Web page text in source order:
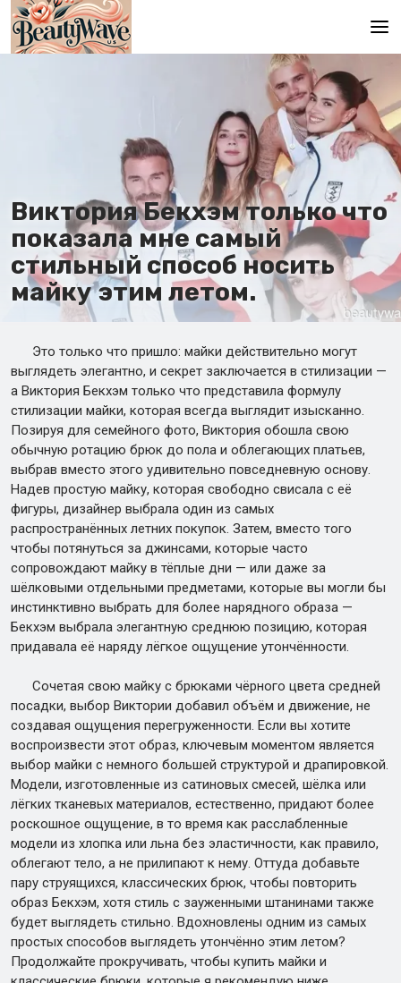
It
De
Виктория Бекхэм только что
показала мне самый
стильный способ носить
майку этим летом.
Это только что пришло: майки действительно могут
выглядеть элегантно, и секрет заключается в стилизации —
а Виктория Бекхэм только что представила формулу
стилизации майки, которая всегда выглядит изысканно.
Позируя для семейного фото, Виктория обошла свою
обычную ротацию брюк до пола и облегающих платьев,
выбрав вместо этого удивительно повседневную основу.
Надев простую майку, которая свободно свисала с её
фигуры, дизайнер выбрала один из самых
распространённых летних покупок. Затем, вместо того
чтобы потянуться за джинсами, которые часто
сопровождают майку в тёплые дни — или даже за
шёлковыми отдельными предметами, которые вы могли бы
инстинктивно выбрать для более нарядного образа —
Бекхэм выбрала элегантную среднюю позицию, которая
придавала её наряду лёгкое ощущение утончённости.
Сочетая свою майку с брюками чёрного цвета средней
посадки, выбор Виктории добавил объём и движение, не
создавая ощущения перегруженности. Если вы хотите
воспроизвести этот образ, ключевым моментом является
выбор майки с немного большей структурой и драпировкой.
Модели, изготовленные из сатиновых смесей, шёлка или
лёгких тканевых материалов, естественно, придают более
роскошное ощущение, в то время как расслабленные
модели из хлопка или льна без эластичности, как правило,
облегают тело, а не прилипают к нему. Оттуда добавьте
пару струящихся, классических брюк, чтобы повторить
образ Бекхэм, хотя стиль с зауженными штанинами также
будет выглядеть стильно. Вдохновлены одним из самых
простых способов выглядеть утончённо этим летом?
Продолжайте прокручивать, чтобы купить майки и